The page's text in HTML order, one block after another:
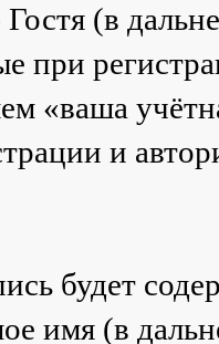
Гостя (в
при
«ваша
и
будет
имя (в